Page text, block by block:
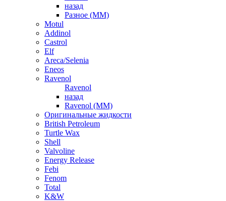
назад
Разное (ММ)
Motul
Addinol
Castrol
Elf
Areca/Selenia
Eneos
Ravenol
Ravenol
назад
Ravenol (ММ)
Оригинальные жидкости
British Petroleum
Turtle Wax
Shell
Valvoline
Energy Release
Febi
Fenom
Total
K&W